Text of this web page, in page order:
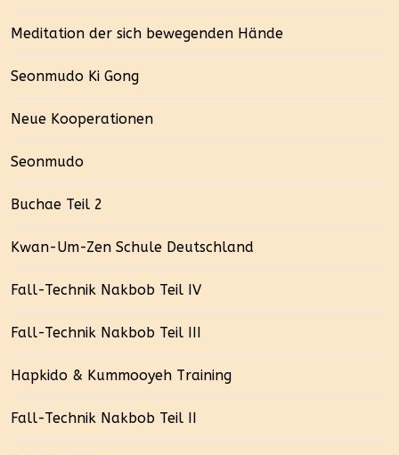
Meditation der sich bewegenden Hände
Seonmudo Ki Gong
Neue Kooperationen
Seonmudo
Buchae Teil 2
Kwan-Um-Zen Schule Deutschland
Fall-Technik Nakbob Teil IV
Fall-Technik Nakbob Teil III
Hapkido & Kummooyeh Training
Fall-Technik Nakbob Teil II